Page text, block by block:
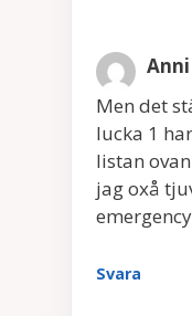
Anni
Men det
lucka 1
listan
jag oxå
Svara